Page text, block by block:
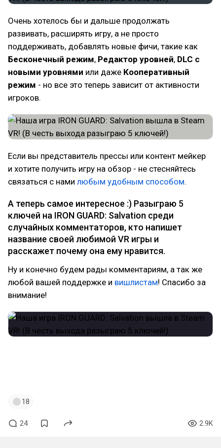
Очень хотелось бы и дальше продолжать
развивать, расширять игру, а не просто
поддерживать, добавлять новые фичи, такие как
Бесконечный режим, Редактор уровней, DLC с
новыми уровнями или даже Кооперативный
режим - но все это теперь зависит от активности
игроков.
Если вы представитель прессы или контент мейкер
и хотите получить игру на обзор - не стесняйтесь
связаться с нами любым удобным способом.
А теперь самое интересное :) Разыграю 5
ключей на IRON GUARD: Salvation среди
случайных комментаторов, кто напишет
название своей любимой VR игры и
расскажет почему она ему нравится.
Ну и конечно будем рады комментариям, а так же
любой вашей поддержке и вишлистам! Спасибо за
внимание!
18
24 2.9K